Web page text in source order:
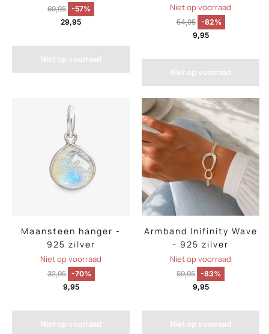
69,95 -57%
29,95
Niet op voorraad
Niet op voorraad
54,95
-82%
9,95
Niet op voorraad
Maansteen hanger -
925 zilver
Niet op voorraad
32,95
-70%
9,95
Niet op voorraad
Armband Inifinity Wave
- 925 zilver
Niet op voorraad
59,95 -83%
9,95
Niet op voorraad